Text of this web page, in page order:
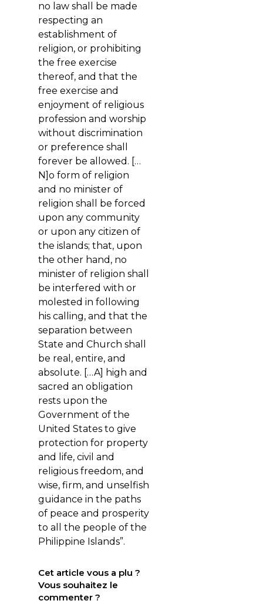
no law shall be made
respecting an
establishment of
religion, or prohibiting
the free exercise
thereof, and that the
free exercise and
enjoyment of religious
profession and worship
without discrimination
or preference shall
forever be allowed. […
N]o form of religion
and no minister of
religion shall be forced
upon any community
or upon any citizen of
the islands; that, upon
the other hand, no
minister of religion shall
be interfered with or
molested in following
his calling, and that the
separation between
State and Church shall
be real, entire, and
absolute. […A] high and
sacred an obligation
rests upon the
Government of the
United States to give
protection for property
and life, civil and
religious freedom, and
wise, firm, and unselfish
guidance in the paths
of peace and prosperity
to all the people of the
Philippine Islands”.
Cet article vous a plu ?
Vous souhaitez le
commenter ?